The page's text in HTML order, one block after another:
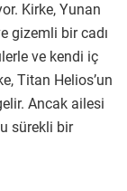
Kirke, Yunan
gizemli bir cadı
ve kendi iç
Titan Helios’un
Ancak ailesi
sürekli bir